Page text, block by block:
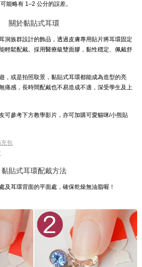
能略有 1–2 公分的誤差。
關於黏貼式耳環
洞族群設計的飾品，透過皮膚專用貼片將耳環固定
輕鬆配戴。採用醫療級雙面膠，黏性穩定、佩戴舒
，或是拍照取景，黏貼式耳環都能成為造型的亮
痛感，長時間配戴也不易造成不適，深受學生及上
可參考下方教學影片，亦可加購可愛貓咪/小熊貼
包
黏貼式耳環配戴方法
及耳環背面的平面處，確保乾燥無油脂喔！